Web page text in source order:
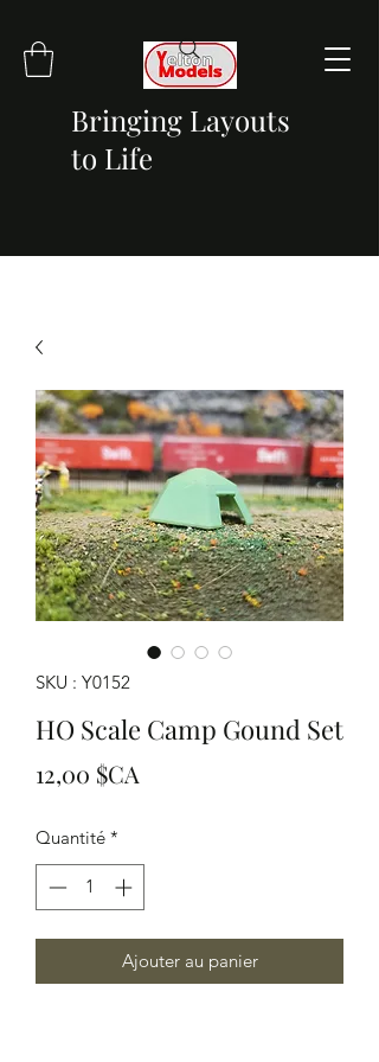
Bringing Layouts
to Life
SKU : Y0152
HO Scale Camp Gound Set
12,00 $CA
Quantité *
Ajouter au panier